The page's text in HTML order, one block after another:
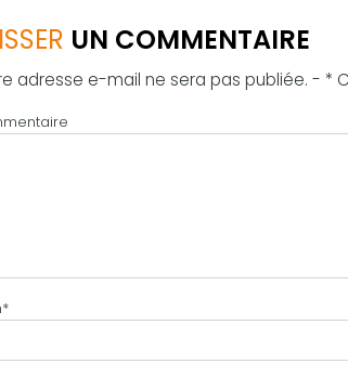
UN COMMENTAIRE
adresse e-mail ne sera pas publiée. - *
*